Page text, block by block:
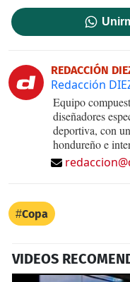
REDACCIÓN
Redacción
Equipo
diseñadores
deportiva, con
hondureño e
Copa
VIDEOS